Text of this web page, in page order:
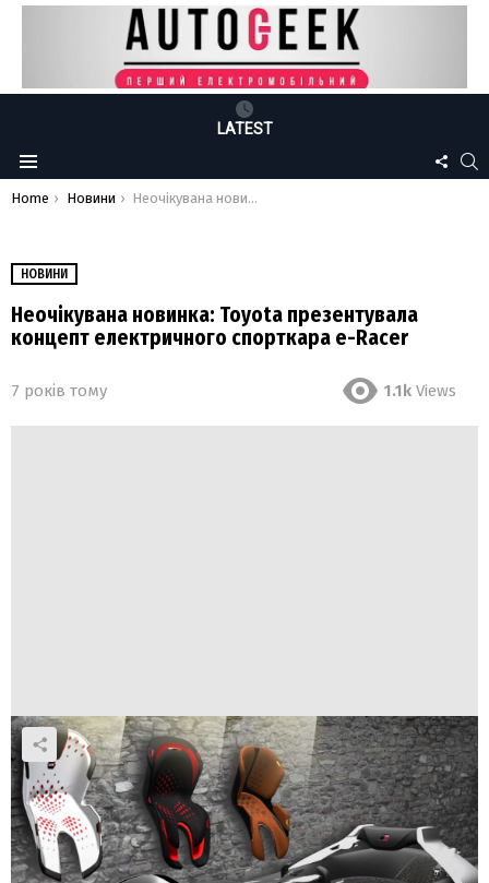
LATEST
Menu
US
You are here:
Home Новини Неочікувана новинка: Toyota презентувала концепт електричного спорткара e-Racer
НОВИНИ
Неочікувана новинка: Toyota презентувала
концепт електричного спорткара e-Racer
7 років тому 1.1k Views